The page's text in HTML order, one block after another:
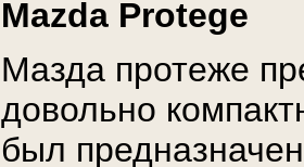
Mazda Protege
Мазда протеже
довольно
был